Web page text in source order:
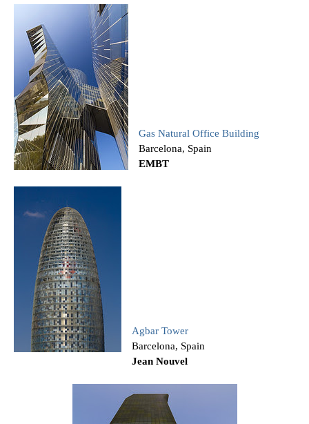
Gas Natural Office Building
Barcelona, Spain
EMBT
Agbar Tower
Barcelona, Spain
Jean Nouvel